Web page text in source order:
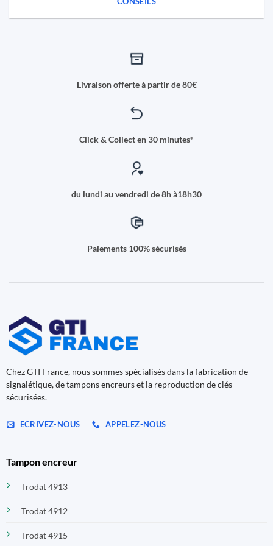
Livraison offerte à partir de 80€
Click & Collect en 30 minutes*
du lundi au vendredi de 8h à18h30
Paiements 100% sécurisés
Chez GTI France, nous sommes spécialisés dans la fabrication de
signalétique, de tampons encreurs et la reproduction de clés
sécurisées.
ECRIVEZ-NOUS APPELEZ-NOUS
Tampon encreur
Trodat 4913
Trodat 4912
Trodat 4915